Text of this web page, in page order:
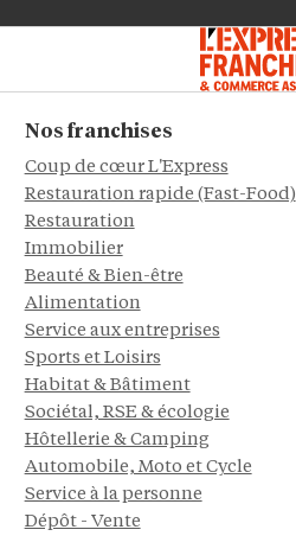
Nos franchises
Coup de cœur L'Express
Restauration rapide (Fast-Food)
Restauration
Immobilier
Beauté & Bien-être
Alimentation
Service aux entreprises
Sports et Loisirs
Habitat & Bâtiment
Sociétal, RSE & écologie
Hôtellerie & Camping
Automobile, Moto et Cycle
Service à la personne
Dépôt - Vente